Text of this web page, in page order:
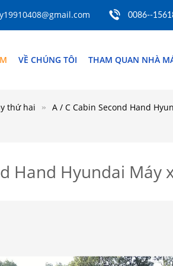
0086--
VỀ CHÚNG TÔI THAM QUAN NHÀ
thứ hai A / C Cabin Second Hand
Hand Hyundai Máy